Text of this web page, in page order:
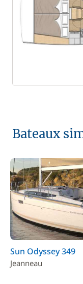
Bateaux
Sun Odyssey 349
Jeanneau